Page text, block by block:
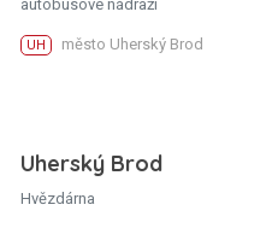
autobusové nádraží
UH město Uherský Brod
Uherský Brod
Hvězdárna